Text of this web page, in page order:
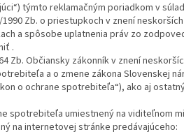
týmto reklamačným poriadkom v
Zb. o priestupkoch v znení
a spôsobe uplatnenia práv zo
.
Zb. Občiansky zákonník v znení
a o zmene zákona Slovenskej
o ochrane spotrebiteľa“), ako aj
spotrebiteľa umiestnený na viditeľnom
na internetovej stránke predávajúceho: